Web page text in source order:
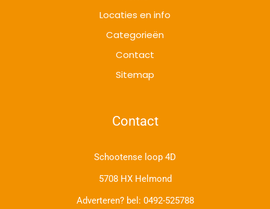
Locaties en info
Categorieën
Contact
Sitemap
Contact
Schootense loop 4D
5708 HX Helmond
Adverteren? bel: 0492-525788